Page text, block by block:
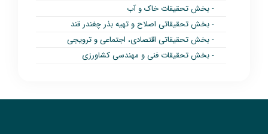
- بخش تحقیقات خاک و آب
- بخش تحقیقاتی اصلاح و تهیه بذر چغندر قند
- بخش تحقیقاتی اقتصادی، اجتماعی و ترویجی
- بخش تحقیقات فنی و مهندسی کشاورزی